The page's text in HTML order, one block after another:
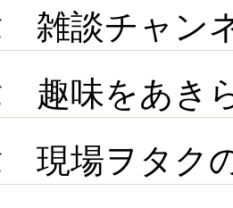
雑談チャン
趣味をあき
現場ヲタク